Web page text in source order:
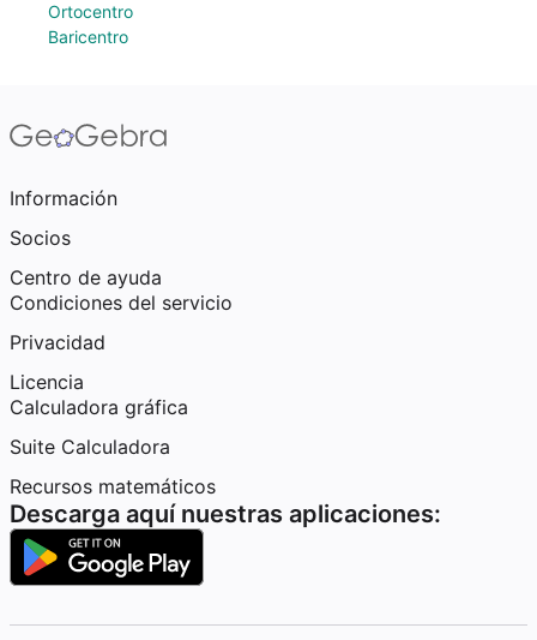
Ortocentro
Baricentro
Información
Socios
Centro de ayuda
Condiciones del servicio
Privacidad
Licencia
Calculadora gráfica
Suite Calculadora
Recursos matemáticos
Descarga aquí nuestras aplicaciones: